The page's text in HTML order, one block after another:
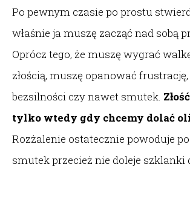
Po pewnym czasie po prostu
właśnie ja muszę zacząć nad sobą
Oprócz tego, że muszę wygrać
złością, muszę opanować
bezsilności czy nawet smutek.
tylko wtedy gdy chcemy dolać
Rozżalenie ostatecznie powoduje
smutek przecież nie doleje szklanki